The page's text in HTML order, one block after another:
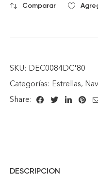
Comparar
SKU: DEC0084DC'80
Categorías: Estrellas,
Share:
DESCRIPCION